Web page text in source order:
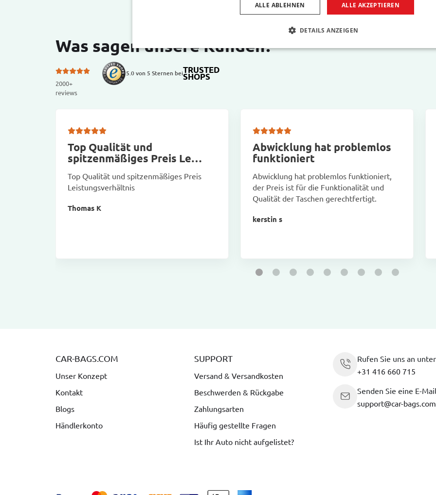
Was sagen unsere Kunden?
2000+
reviews
5.0 von 5 Sternen beiTRUSTED
SHOPS
Top Qualität und
spitzenmäßiges Preis Le…
Top Qualität und spitzenmäßiges Preis
Leistungsverhältnis
Thomas K
Abwicklung hat problemlos
funktioniert
Abwicklung hat problemlos funktioniert,
der Preis ist für die Funktionalität und
Qualität der Taschen gerechtfertigt.
kerstin s
CAR-BAGS.COM
Unser Konzept
Kontakt
Blogs
Händlerkonto
SUPPORT
Versand & Versandkosten
Beschwerden & Rückgabe
Zahlungsarten
Häufig gestellte Fragen
Ist Ihr Auto nicht aufgelistet?
Rufen Sie uns an unter
+31 416 660 715
Senden Sie eine E-Mail
support@car-bags.com
ALLE AKZEPTIEREN
ALLE ABLEHNEN
DETAILS ANZEIGEN